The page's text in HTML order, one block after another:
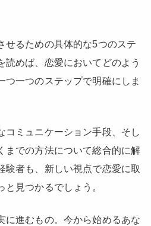
せるための具体的な5つのステ
読めば、恋愛においてどのよう
つ一つのステップで明確にしま
コミュニケーション手段、そし
までの方法について総合的に解
験者も、新しい視点で恋愛に取
と見つかるでしょう。
に進むもの。今から始めるあな